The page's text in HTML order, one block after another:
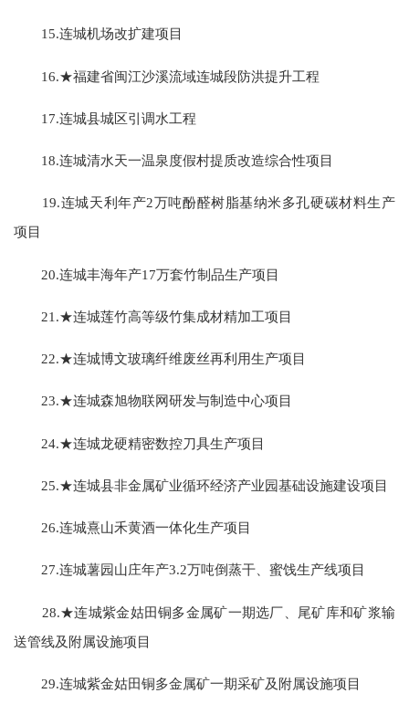
15.连城机场改扩建项目
16.★福建省闽江沙溪流域连城段防洪提升工程
17.连城县城区引调水工程
18.连城清水天一温泉度假村提质改造综合性项目
19.连城天利年产2万吨酚醛树脂基纳米多孔硬碳材料生产
项目
20.连城丰海年产17万套竹制品生产项目
21.★连城莲竹高等级竹集成材精加工项目
22.★连城博文玻璃纤维废丝再利用生产项目
23.★连城森旭物联网研发与制造中心项目
24.★连城龙硬精密数控刀具生产项目
25.★连城县非金属矿业循环经济产业园基础设施建设项目
26.连城熹山禾黄酒一体化生产项目
27.连城薯园山庄年产3.2万吨倒蒸干、蜜饯生产线项目
28.★连城紫金姑田铜多金属矿一期选厂、尾矿库和矿浆输
送管线及附属设施项目
29.连城紫金姑田铜多金属矿一期采矿及附属设施项目